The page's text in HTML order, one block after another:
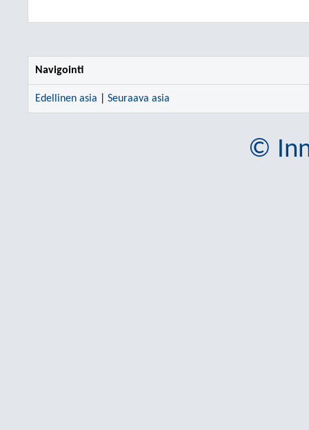
Navigointi
Edellinen asia Seuraava asia
©